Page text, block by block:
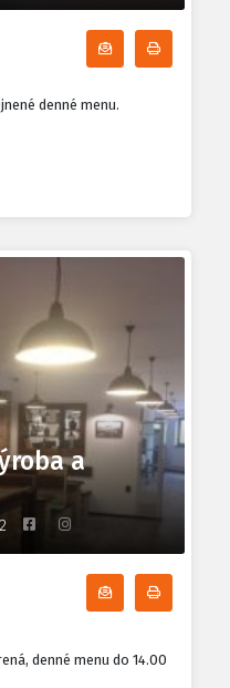
Odoberať
denné menu.
a
Odoberať
denné menu do 14.00